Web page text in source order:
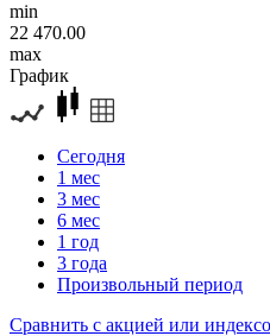
min
22 470.00
max
График
Сегодня
1 мес
3 мес
6 мес
1 год
3 года
Произвольный период
Сравнить с акцией или